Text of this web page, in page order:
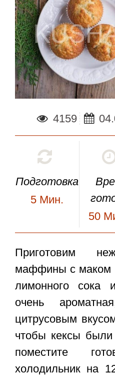
4159
Подготовка
5 Мин.
50
Приготовим
маффины с маком
лимонного сока
очень
цитрусовым
чтобы кексы
поместите
холодильник на